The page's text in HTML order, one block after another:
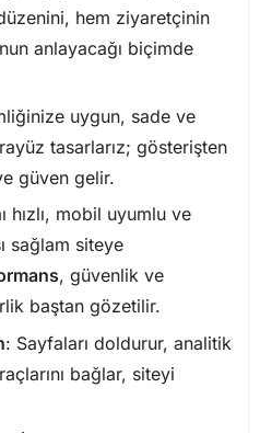
hem ziyaretçinin
anlayacağı biçimde
uygun, sade ve
tasarlarız; gösterişten
güven gelir.
hızlı, mobil uyumlu ve
sağlam siteye
, güvenlik ve
baştan gözetilir.
: Sayfaları doldurur, analitik
bağlar, siteyi